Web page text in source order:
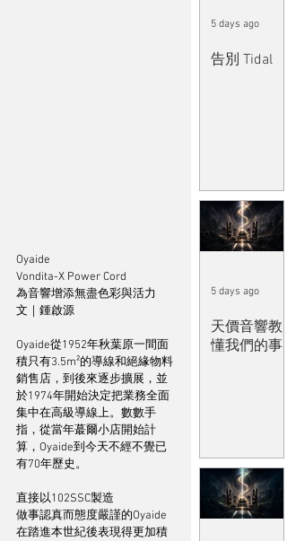
Oyaide
Vondita-X Power Cord
為音響增添無盡色彩與活力
文｜鍾啟源
Oyaide從1952年秋葉原一間面
積只有3.5m²的導線和絕緣物料
銷售店，到後來逐步擴展，並
於1974年開始決定把業務全面
集中在高級導線上。數數手
指，從當年蕞爾小店開始計
算，Oyaide到今天不經不覺已
有70年歷史。
直接以102SSC製造
做事認真而態度嚴謹的Oyaide
在踏進本世紀後表現得更加積
告別 Tidal
5 days ago
天價音響教
懂我們的事
5 days ago